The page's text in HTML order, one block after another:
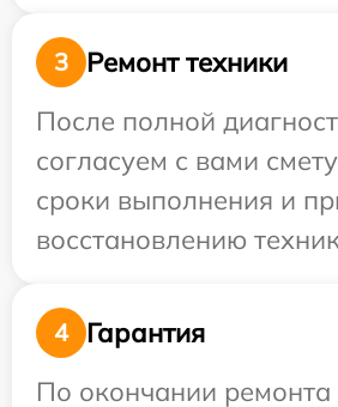
3
Ремонт техники
После полной
согласуем с вами
сроки выполнения и
восстановлению
4
Гарантия
По окончании ремонта